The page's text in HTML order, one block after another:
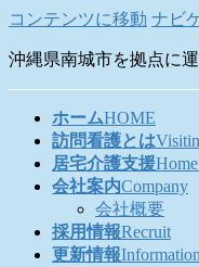
コンテンツに移動 ナビ
沖縄県南城市を拠点に
ホームHOME
訪問看護とは
居宅介護支援
会社案内Company
会社概要
採用情報Recruit
更新情報Information